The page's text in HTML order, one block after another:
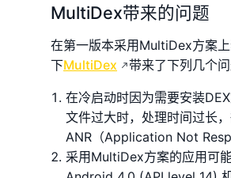
MultiDex带来的问题
在第一版本采用MultiDex方案
下MultiDex 带来了下列几个问
在冷启动时因为需要安装
文件过大时，处理时间过长
ANR（Application Not
采用MultiDex方案的应用可